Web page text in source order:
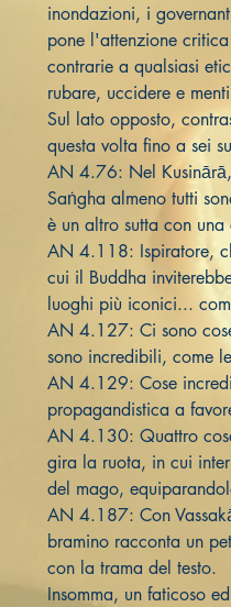
inondazioni, i
pone l'attenzione
contrarie a qualsiasi
rubare, uccidere e
Sul lato opposto,
questa volta fino a sei
AN 4.76: Nel
Saṅgha almeno tutti
è un altro sutta con
AN 4.118: Ispiratore,
cui il Buddha
luoghi più iconici...
AN 4.127: Ci sono
sono incredibili, come
AN 4.129: Cose
propagandistica a
AN 4.130: Quattro
gira la ruota, in cui
del mago,
AN 4.187: Con
bramino racconta un
con la trama del testo.
Insomma, un faticoso